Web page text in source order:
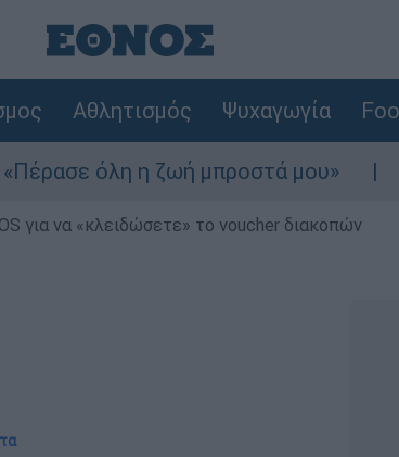
Αθλητισμός Ψυχαγωγία
η ζωή μπροστά μου»
για να «κλειδώσετε» το voucher διακοπών